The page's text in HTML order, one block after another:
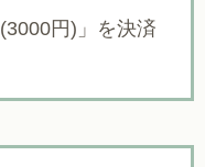
円)」を決済